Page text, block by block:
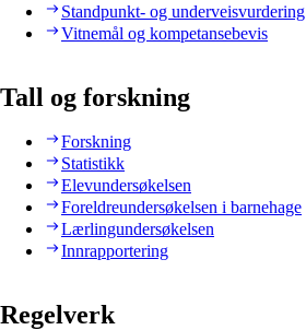
Standpunkt- og underveisvurdering
Vitnemål og kompetansebevis
Tall og forskning
Forskning
Statistikk
Elevundersøkelsen
Foreldreundersøkelsen i barnehage
Lærlingundersøkelsen
Innrapportering
Regelverk